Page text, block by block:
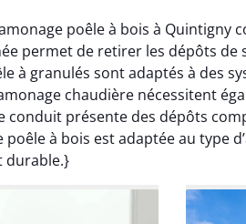
poêle à bois à
permet de retirer les dépôts
à granulés sont adaptés à des
chaudière nécessitent
conduit présente des dépôts
à bois est adaptée au type
durable.}